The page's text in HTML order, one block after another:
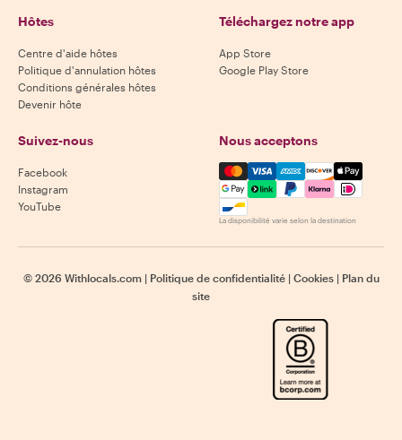
Hôtes
Centre d'aide hôtes
Politique d'annulation hôtes
Conditions générales hôtes
Devenir hôte
Téléchargez notre app
App Store
Google Play Store
Suivez-nous
Facebook
Instagram
YouTube
Nous acceptons
Mastercard, Visa, Amex,
La disponibilité varie selon la destination
© 2026 Withlocals.com | Politique de confidentialité | Cookies | Plan du
site